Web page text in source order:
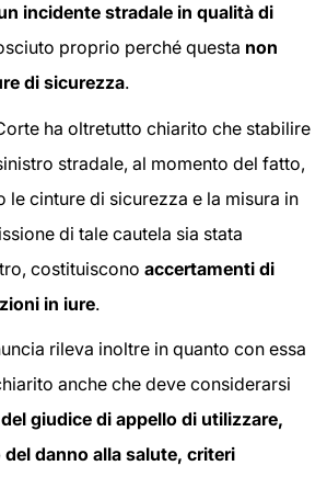
incidente stradale in qualità di
proprio perché questa non
di sicurezza.
ha oltretutto chiarito che stabilire
stradale, al momento del fatto,
le cinture di sicurezza e la misura in
di tale cautela sia stata
costituiscono accertamenti di
in iure.
rileva inoltre in quanto con essa
anche che deve considerarsi
giudice di appello di utilizzare,
danno alla salute, criteri